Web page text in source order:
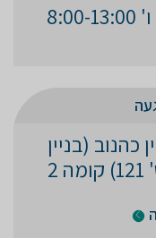
כהנוב (בניין
2